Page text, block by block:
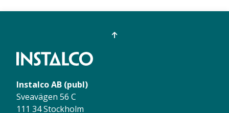
Instalco AB (publ)
Sveavägen 56 C
111 34 Stockholm